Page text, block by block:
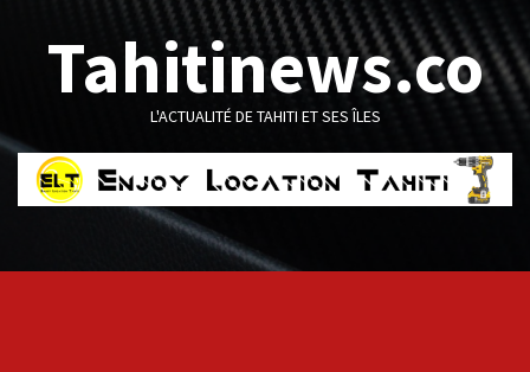
Tahitinews.co
L'ACTUALITÉ DE TAHITI ET SES ÎLES